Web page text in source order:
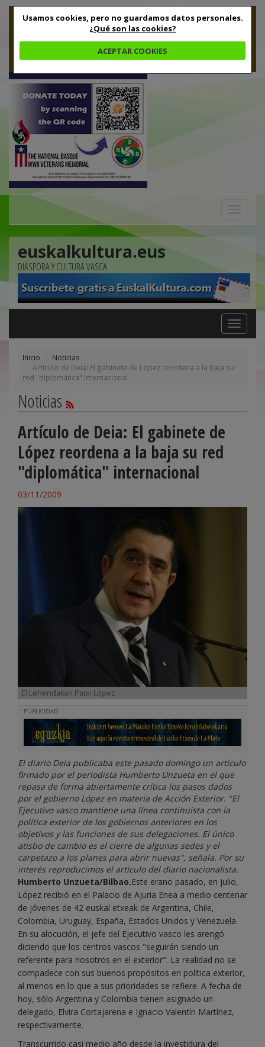
Usamos cookies, pero no guardamos datos personales.
¿Qué son las cookies?
ACEPTAR COOKIES
euskalkultura.eus
DIÁSPORA Y CULTURA VASCA
Toggle
navigation
Inicio
Noticias
Artículo de Deia: El gabinete de López reordena a la baja su
red "diplomática" internacional
Noticias
Artículo de Deia: El gabinete de
López reordena a la baja su red
"diplomática" internacional
03/11/2009
El Lehendakari Patxi López
PUBLICIDAD
El diario Deia publicaba este pasado domingo un artículo
firmado por el periodista Humberto Unzueta en el que
repasa de forma abiertamente crítica los pasos dados
por el gobierno López en materia de Acción Exterior. "El
Ejecutivo vasco mantiene una línea continuista con la
política exterior de los gobiernos anteriores en los
objetivos y las funciones de sus delegaciones. El único
atisbo de cambio es el cierre de algunas sedes y el
carpetazo a los planes para abrir nuevas", señala. Por su
interés reproducimos el artículo del diario nacionalista.
Humberto Unzueta/Bilbao.Este erano pasado, en julio,
López recibió en el Palacio de Ajuria Enea a medio centenar
de jóvenes de 42 euskal etxeak de Argentina, Chile,
Colombia, Uruguay, España, Estados Unidos y Venezuela.
En su alocución, el jefe del Ejecutivo vasco les arengó
diciendo que los centros vascos "seguirán siendo un
referente para nosotros en el exterior". La realidad no se
compadece con sus buenos propósitos en política exterior,
al menos en lo que a sus prioridades se refiere. A fecha de
hoy, sólo Argentina y Colombia tienen asignado un
delegado, Elvira Cortajarena e Ignacio Valentín Martínez,
respectivamente.
Transcurrido casi medio año desde la investidura del